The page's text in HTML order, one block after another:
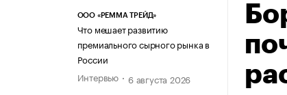
ООО «РЕММА ТРЕЙД»
Что мешает развитию
премиального сырного рынка в
России
Интервью
6 августа 2026